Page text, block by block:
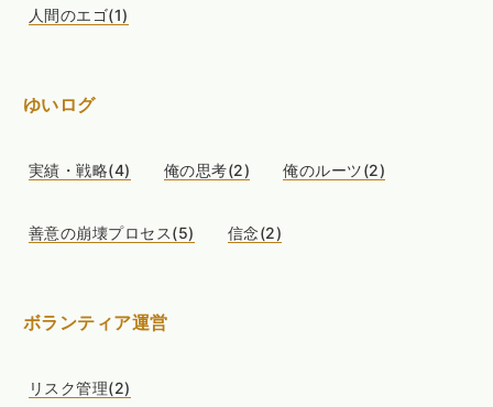
人間のエゴ(1)
ゆいログ
実績・戦略(4) 俺の思考(2) 俺のルーツ(2)
善意の崩壊プロセス(5) 信念(2)
ボランティア運営
リスク管理(2)